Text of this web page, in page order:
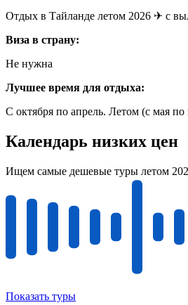
Отдых в Тайланде летом 2026 ✈ с
Виза в страну:
Не нужна
Лучшее время для отдыха:
С октября по апрель. Летом (с мая
Календарь низких цен
Ищем самые дешевые туры летом
Показать туры